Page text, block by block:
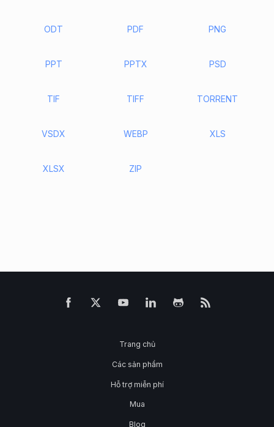
ODT PDF PNG
PPT PPTX PSD
TIF TIFF TORRENT
VSDX WEBP XLS
XLSX ZIP
Trang chủ
Các sản phẩm
Hỗ trợ miễn phí
Mua
Blog